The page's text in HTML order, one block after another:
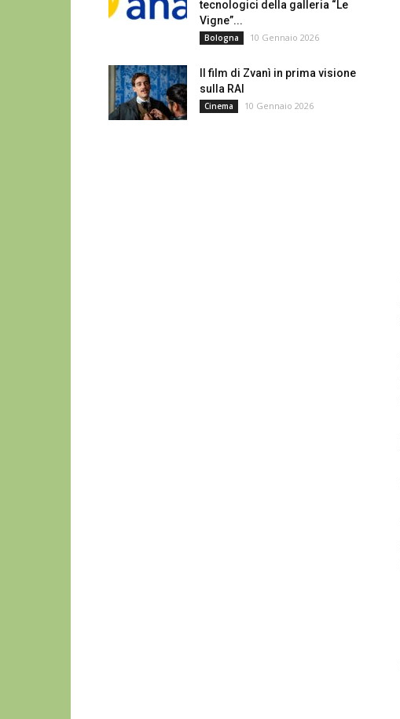
tecnologici della galleria “Le
Vigne”...
Bologna 10 Gennaio 2026
Il film di Zvanì in prima visione
sulla RAI
Cinema 10 Gennaio 2026